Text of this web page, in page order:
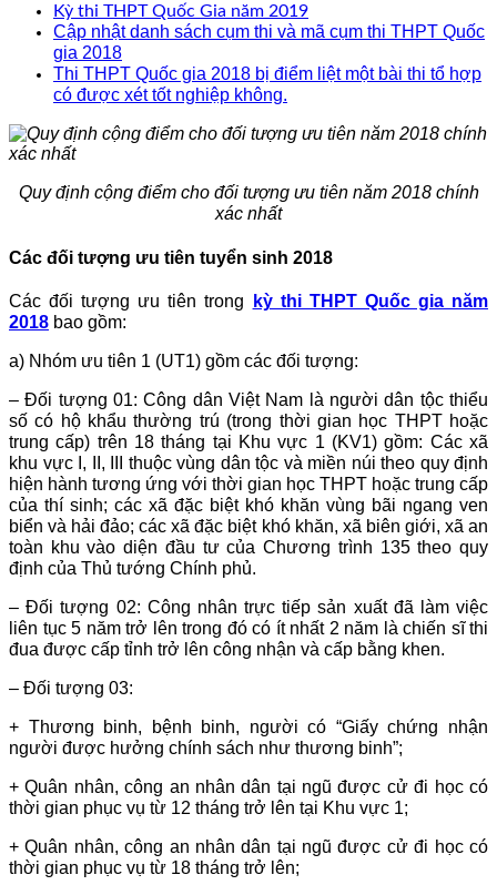
Kỳ thi THPT Quốc Gia năm 2019
Cập nhật danh sách cụm thi và mã cụm thi THPT Quốc
gia 2018
Thi THPT Quốc gia 2018 bị điểm liệt một bài thi tổ hợp
có được xét tốt nghiệp không.
Quy định cộng điểm cho đối tượng ưu tiên năm 2018 chính
xác nhất
Các đối tượng ưu tiên tuyển sinh 2018
Các đối tượng ưu tiên trong
kỳ thi THPT Quốc gia năm
2018 bao gồm:
a) Nhóm ưu tiên 1 (UT1) gồm các đối tượng:
– Đối tượng 01: Công dân Việt Nam là người dân tộc thiểu
số có hộ khẩu thường trú (trong thời gian học THPT hoặc
trung cấp) trên 18 tháng tại Khu vực 1 (KV1) gồm: Các xã
khu vực I, II, III thuộc vùng dân tộc và miền núi theo quy định
hiện hành tương ứng với thời gian học THPT hoặc trung cấp
của thí sinh; các xã đặc biệt khó khăn vùng bãi ngang ven
biển và hải đảo; các xã đặc biệt khó khăn, xã biên giới, xã an
toàn khu vào diện đầu tư của Chương trình 135 theo quy
định của Thủ tướng Chính phủ.
– Đối tượng 02: Công nhân trực tiếp sản xuất đã làm việc
liên tục 5 năm trở lên trong đó có ít nhất 2 năm là chiến sĩ thi
đua được cấp tỉnh trở lên công nhận và cấp bằng khen.
– Đối tượng 03:
+ Thương binh, bệnh binh, người có “Giấy chứng nhận
người được hưởng chính sách như thương binh”;
+ Quân nhân, công an nhân dân tại ngũ được cử đi học có
thời gian phục vụ từ 12 tháng trở lên tại Khu vực 1;
+ Quân nhân, công an nhân dân tại ngũ được cử đi học có
thời gian phục vụ từ 18 tháng trở lên;